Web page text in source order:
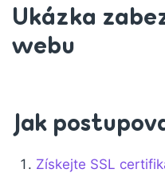
Ukázka
webu
Jak
Získejte SSL